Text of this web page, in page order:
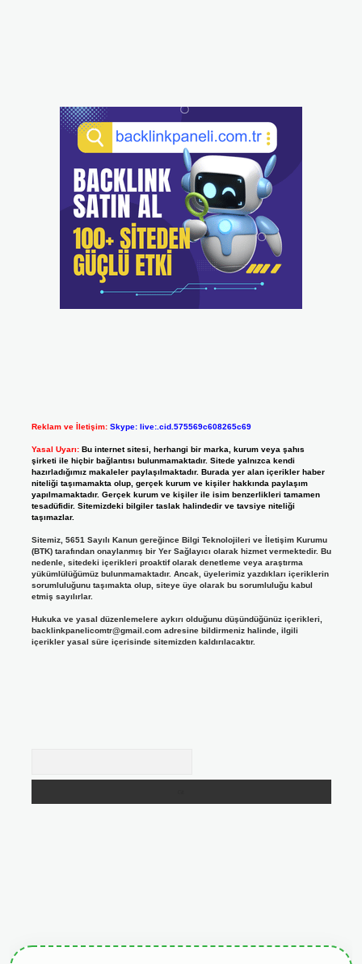
Reklam ve İletişim: Skype: live:.cid.575569c608265c69
Yasal Uyarı: Bu internet sitesi, herhangi bir marka, kurum veya şahıs
şirketi ile hiçbir bağlantısı bulunmamaktadır. Sitede yalnızca kendi
hazırladığımız makaleler paylaşılmaktadır. Burada yer alan içerikler haber
niteliği taşımamakta olup, gerçek kurum ve kişiler hakkında paylaşım
yapılmamaktadır. Gerçek kurum ve kişiler ile isim benzerlikleri tamamen
tesadüfidir. Sitemizdeki bilgiler taslak halindedir ve tavsiye niteliği
taşımazlar.
Sitemiz, 5651 Sayılı Kanun gereğince Bilgi Teknolojileri ve İletişim Kurumu
(BTK) tarafından onaylanmış bir Yer Sağlayıcı olarak hizmet vermektedir. Bu
nedenle, sitedeki içerikleri proaktif olarak denetleme veya araştırma
yükümlülüğümüz bulunmamaktadır. Ancak, üyelerimiz yazdıkları içeriklerin
sorumluluğunu taşımakta olup, siteye üye olarak bu sorumluluğu kabul
etmiş sayılırlar.
Hukuka ve yasal düzenlemelere aykırı olduğunu düşündüğünüz içerikleri,
backlinkpanelicomtr@gmail.comadresine bildirmeniz halinde, ilgili
içerikler yasal süre içerisinde sitemizden kaldırılacaktır.